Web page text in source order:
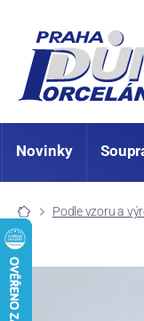
Novinky
Podle vzoru a